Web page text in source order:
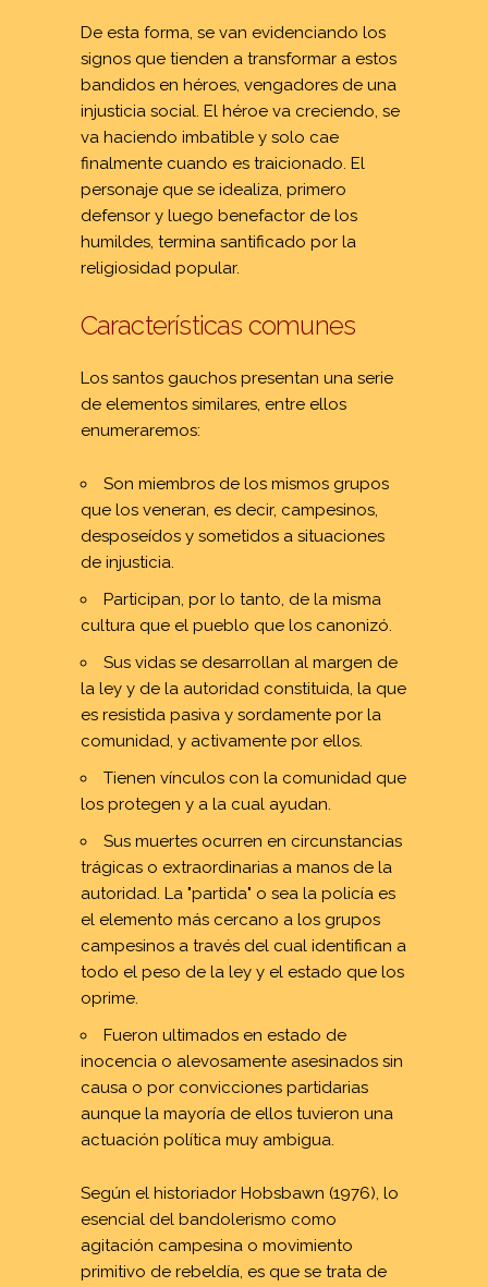
De esta forma, se van evidenciando los
signos que tienden a transformar a estos
bandidos en héroes, vengadores de una
injusticia social. El héroe va creciendo, se
va haciendo imbatible y solo cae
finalmente cuando es traicionado. El
personaje que se idealiza, primero
defensor y luego benefactor de los
humildes, termina santificado por la
religiosidad popular.
Características comunes
Los santos gauchos presentan una serie
de elementos similares, entre ellos
enumeraremos:
Son miembros de los mismos grupos
que los veneran, es decir, campesinos,
desposeídos y sometidos a situaciones
de injusticia.
Participan, por lo tanto, de la misma
cultura que el pueblo que los canonizó.
Sus vidas se desarrollan al margen de
la ley y de la autoridad constituida, la que
es resistida pasiva y sordamente por la
comunidad, y activamente por ellos.
Tienen vínculos con la comunidad que
los protegen y a la cual ayudan.
Sus muertes ocurren en circunstancias
trágicas o extraordinarias a manos de la
autoridad. La "partida" o sea la policía es
el elemento más cercano a los grupos
campesinos a través del cual identifican a
todo el peso de la ley y el estado que los
oprime.
Fueron ultimados en estado de
inocencia o alevosamente asesinados sin
causa o por convicciones partidarias
aunque la mayoría de ellos tuvieron una
actuación política muy ambigua.
Según el historiador Hobsbawn (1976), lo
esencial del bandolerismo como
agitación campesina o movimiento
primitivo de rebeldía, es que se trata de